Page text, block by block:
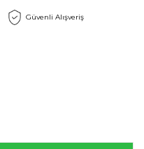
Güvenli Alışveriş